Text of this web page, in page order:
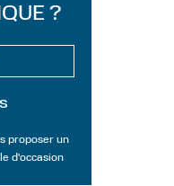
?
proposer un
d'occasion